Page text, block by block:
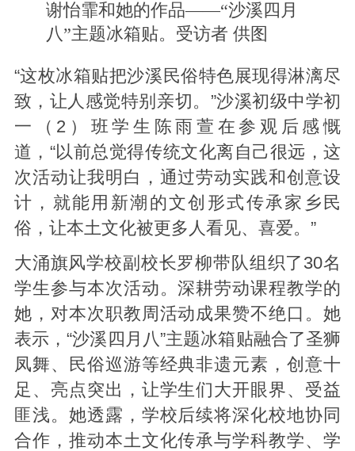
谢怡霏和她的作品——“沙溪四月
八”主题冰箱贴。受访者 供图
“这枚冰箱贴把沙溪民俗特色展现得淋漓尽
致，让人感觉特别亲切。”沙溪初级中学初
一（2）班学生陈雨萱在参观后感慨
道，“以前总觉得传统文化离自己很远，这
次活动让我明白，通过劳动实践和创意设
计，就能用新潮的文创形式传承家乡民
俗，让本土文化被更多人看见、喜爱。”
大涌旗风学校副校长罗柳带队组织了30名
学生参与本次活动。深耕劳动课程教学的
她，对本次职教周活动成果赞不绝口。她
表示，“沙溪四月八”主题冰箱贴融合了圣狮
凤舞、民俗巡游等经典非遗元素，创意十
足、亮点突出，让学生们大开眼界、受益
匪浅。她透露，学校后续将深化校地协同
合作，推动本土文化传承与学科教学、学